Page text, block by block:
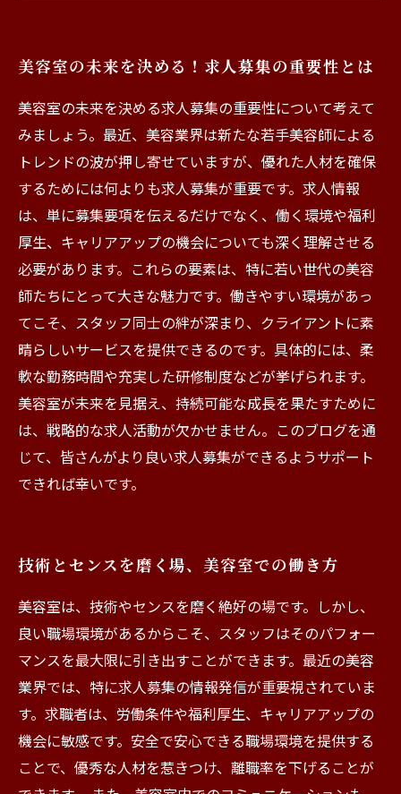
未来のビジョンを描くために今できること
美容室が目指すべき理想の求人募集戦略
美容室の未来を決める！求人募集の重要性とは
美容室の未来を決める求人募集の重要性について考えて
みましょう。最近、美容業界は新たな若手美容師による
トレンドの波が押し寄せていますが、優れた人材を確保
するためには何よりも求人募集が重要です。求人情報
は、単に募集要項を伝えるだけでなく、働く環境や福利
厚生、キャリアアップの機会についても深く理解させる
必要があります。これらの要素は、特に若い世代の美容
師たちにとって大きな魅力です。働きやすい環境があっ
てこそ、スタッフ同士の絆が深まり、クライアントに素
晴らしいサービスを提供できるのです。具体的には、柔
軟な勤務時間や充実した研修制度などが挙げられます。
美容室が未来を見据え、持続可能な成長を果たすために
は、戦略的な求人活動が欠かせません。このブログを通
じて、皆さんがより良い求人募集ができるようサポート
できれば幸いです。
技術とセンスを磨く場、美容室での働き方
美容室は、技術やセンスを磨く絶好の場です。しかし、
良い職場環境があるからこそ、スタッフはそのパフォー
マンスを最大限に引き出すことができます。最近の美容
業界では、特に求人募集の情報発信が重要視されていま
す。求職者は、労働条件や福利厚生、キャリアアップの
機会に敏感です。安全で安心できる職場環境を提供する
ことで、優秀な人材を惹きつけ、離職率を下げることが